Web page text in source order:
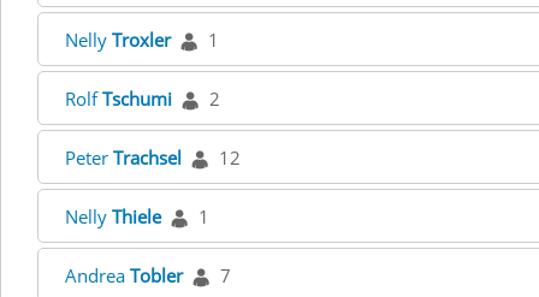
Nelly Troxler 1
RolfTschumi 2
Peter Trachsel 12
Nelly Thiele 1
Andrea Tobler 7